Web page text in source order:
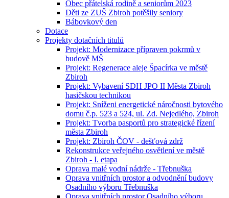
Obec přátelská rodině a seniorům 2023
Děti ze ZUŠ Zbiroh potěšily seniory
Bábovkový den
Dotace
Projekty dotačních titulů
Projekt: Modernizace přípraven pokrmů v
budově MŠ
Projekt: Regenerace aleje Špacírka ve městě
Zbiroh
Projekt: Vybavení SDH JPO II Města Zbiroh
hasičskou technikou
Projekt: Sníženi energetické náročnosti bytového
domu č.p. 523 a 524, ul. Zd. Nejedlého, Zbiroh
Projekt: Tvorba pasportů pro strategické řízení
města Zbiroh
Projekt: Zbiroh ČOV - dešťová zdrž
Rekonstrukce veřejného osvětlení ve městě
Zbiroh - I. etapa
Oprava malé vodní nádrže - Třebnuška
Oprava vnitřních prostor a odvodnění budovy
Osadního výboru Třebnuška
Oprava vnitřních prostor Osadního výboru